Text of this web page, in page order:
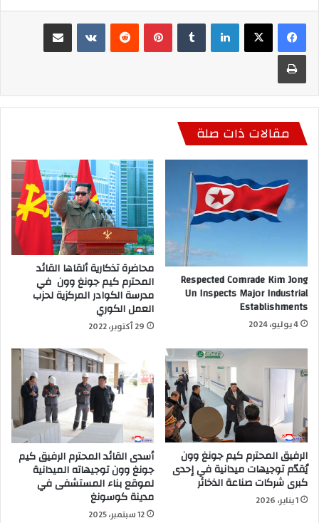
لينكدإن بينتيريست مشاركة عبر البريد
طباعة
مقالات ذات صلة
Respected Comrade Kim Jong
Un Inspects Major Industrial
Establishments
4 يوليو، 2024
محاضرة تذكارية ألقاها القائد
المحترم كيم جونغ وون في
مدرسة الكوادر المركزية لحزب
العمل الكوري
29 أكتوبر، 2022
الرفيق المحترم كيم جونغ وون
يُقدّم توجيهات ميدانية في إحدى
كبرى شركات صناعة الذخائر
1 يناير، 2026
أسدى القائد المحترم الرفيق كيم
جونغ وون توجيهاته الميدانية
لموقع بناء المستشفى في
مدينة كوسونغ
12 سبتمبر، 2025